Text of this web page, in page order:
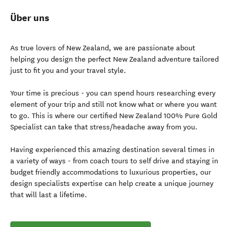
Über uns
As true lovers of New Zealand, we are passionate about
helping you design the perfect New Zealand adventure tailored
just to fit you and your travel style.
Your time is precious - you can spend hours researching every
element of your trip and still not know what or where you want
to go. This is where our certified New Zealand 100% Pure Gold
Specialist can take that stress/headache away from you.
Having experienced this amazing destination several times in
a variety of ways - from coach tours to self drive and staying in
budget friendly accommodations to luxurious properties, our
design specialists expertise can help create a unique journey
that will last a lifetime.